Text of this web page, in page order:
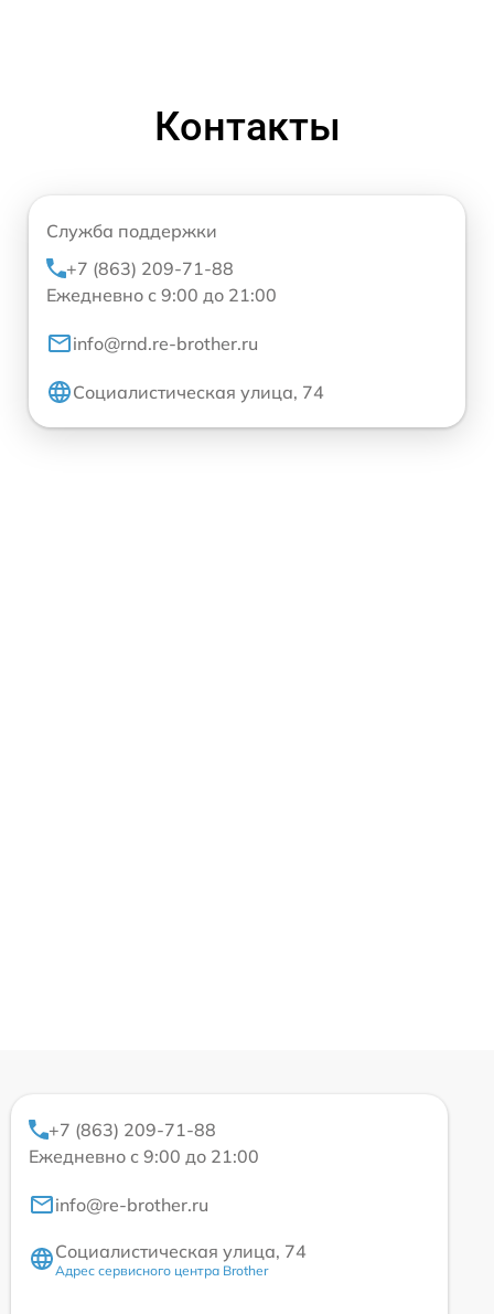
Контакты
Служба поддержки
+7 (863) 209-71-88
Ежедневно с 9:00 до 21:00
info@rnd.re-brother.ru
Социалистическая улица, 74
+7 (863) 209-71-88
Ежедневно с 9:00 до 21:00
info@re-brother.ru
Социалистическая улица, 74
Адрес сервисного центра Brother